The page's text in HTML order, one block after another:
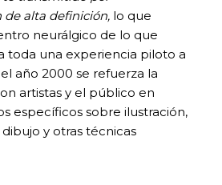
alta definición, lo que
neurálgico de lo que
toda una experiencia piloto a
año 2000 se refuerza la
artistas y el público en
específicos sobre ilustración,
y otras técnicas